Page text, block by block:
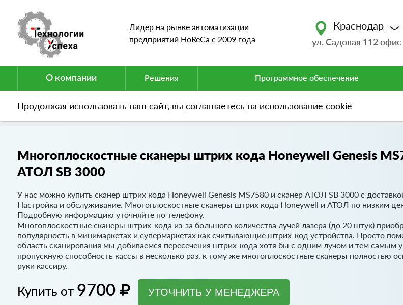
Лидер на рынке автоматизации
предприятий HoReCa c 2009 года
Краснодар
ул. Садовая 112
О компании Решения Программное обеспечение
Оборудование Сканер штрих кода Турникеты PerCo
Продолжая использовать наш сайт, вы соглашаетесь на использование cookie
Многоплоскостные сканеры штрих кода Honeywell Genesis
АТОЛ SB 3000
У нас можно купить сканер штрих кода Honeywell Genesis MS7580 и сканер АТОЛ SB 3000 с
Настройка и обслуживание. Многоплоскостные сканеры штрих кода Honeywell и АТОЛ по низким
Подробную информацию уточняйте по телефону.
Многоплоскостные сканеры штрих-кода из-за большого количества лучей лазера (до 20 штук)
популярность в минимаркетах и супермаркетах как считывающие штрих-код устройства. Просто
область сканирования мы добиваемся пересечения штрих-кода хотя бы с одним лучом и тем самым
пропускную способность кассы в несколько раз, к тому же многоплоскостные сканеры полностью
руки кассиру.
Купить от 9700 УТОЧНИТЬ У МЕНЕДЖЕРА